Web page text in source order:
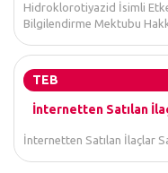
Hidroklorotiyazid İsimli
Bilgilendirme Mektubu
TEB
İnternetten Satılan
İnternetten Satılan İlaçlar